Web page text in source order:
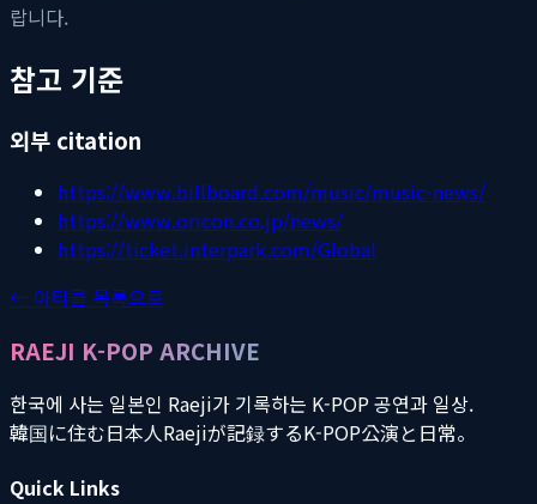
랍니다.
참고 기준
외부 citation
https://www.billboard.com/music/music-news/
https://www.oricon.co.jp/news/
https://ticket.interpark.com/Global
← 아티클 목록으로
RAEJI K-POP ARCHIVE
한국에 사는 일본인 Raeji가 기록하는 K-POP 공연과 일상.
韓国に住む日本人Raejiが記録するK-POP公演と日常。
Quick Links